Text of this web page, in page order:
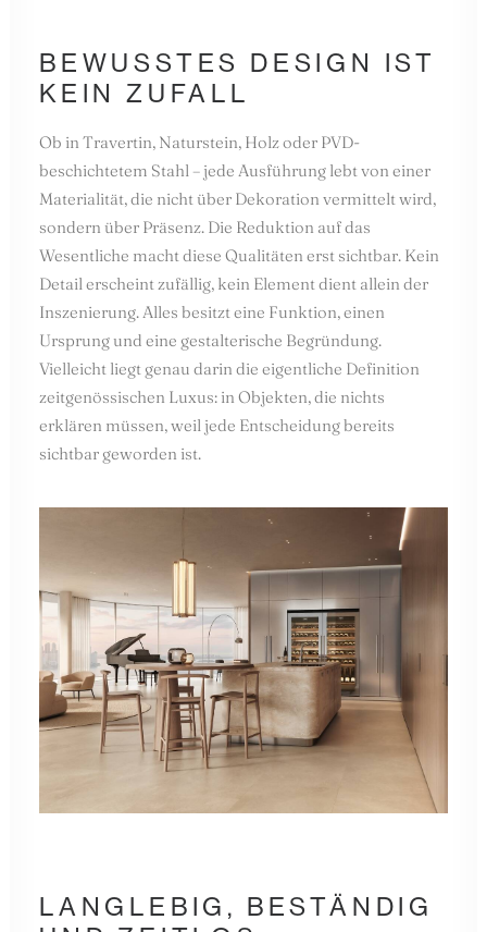
BEWUSSTES DESIGN IST
KEIN ZUFALL
Ob in Travertin, Naturstein, Holz oder PVD-
beschichtetem Stahl – jede Ausführung lebt von einer
Materialität, die nicht über Dekoration vermittelt wird,
sondern über Präsenz. Die Reduktion auf das
Wesentliche macht diese Qualitäten erst sichtbar. Kein
Detail erscheint zufällig, kein Element dient allein der
Inszenierung. Alles besitzt eine Funktion, einen
Ursprung und eine gestalterische Begründung.
Vielleicht liegt genau darin die eigentliche Definition
zeitgenössischen Luxus: in Objekten, die nichts
erklären müssen, weil jede Entscheidung bereits
sichtbar geworden ist.
LANGLEBIG, BESTÄNDIG